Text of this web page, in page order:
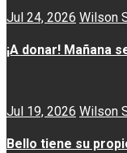
Jul 24, 2026 Wilson
¡A donar! Mañana
Jul 19, 2026 Wilson
Bello tiene su